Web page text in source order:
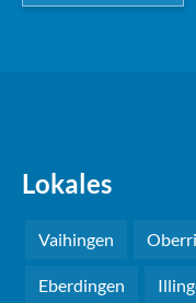
Lokales
Vaihingen
Eberdingen